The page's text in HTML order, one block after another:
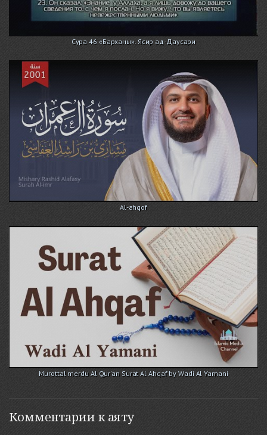
Сура 46 «Барханы». Ясир ад-Даусари
Al-ahqof
Murottal merdu Al Qur'an Surat Al Ahqaf by Wadi Al Yamani
Комментарии к аяту